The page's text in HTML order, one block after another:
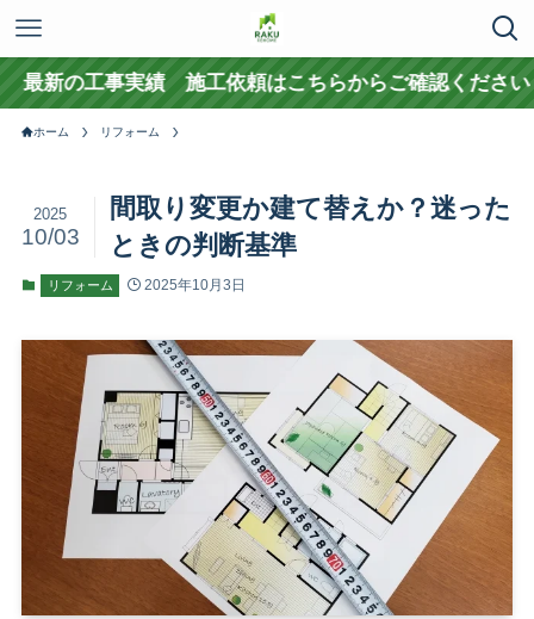
実績 施工依頼はこちらからご確認ください
ホーム リフォーム
間取り変更か建て替えか？迷った
ときの判断基準
2025
10/03
リフォーム 2025年10月3日